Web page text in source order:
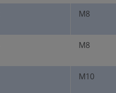
M8
M8
M10